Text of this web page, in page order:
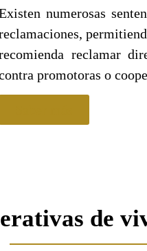
numerosas
reclamar
promotoras o
de